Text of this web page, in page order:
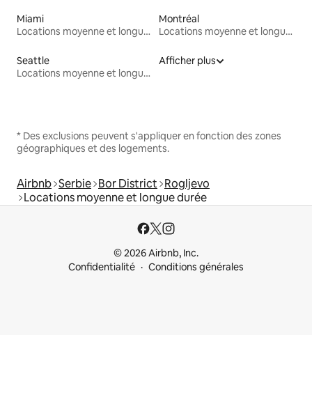
Miami
Locations moyenne et longue durée
Montréal
Locations moyenne et longue durée
Seattle
Locations moyenne et longue durée
Afficher plus
* Des exclusions peuvent s'appliquer en fonction des zones
géographiques et des logements.
Airbnb Serbie Bor District Rogljevo
Locations moyenne et longue durée
© 2026 Airbnb, Inc.
Confidentialité
Conditions générales